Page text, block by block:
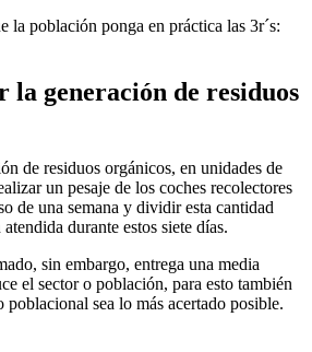
la población ponga en práctica las 3r´s:
la generación de residuos
de residuos orgánicos, en unidades de
un pesaje de los coches recolectores
de una semana y dividir esta cantidad
durante estos siete días.
sin embargo, entrega una media
el sector o población, para esto también
poblacional sea lo más acertado posible.